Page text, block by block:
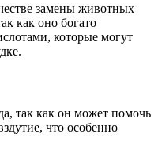
замены животных
как оно богато
которые могут
так как он может помочь
что особенно